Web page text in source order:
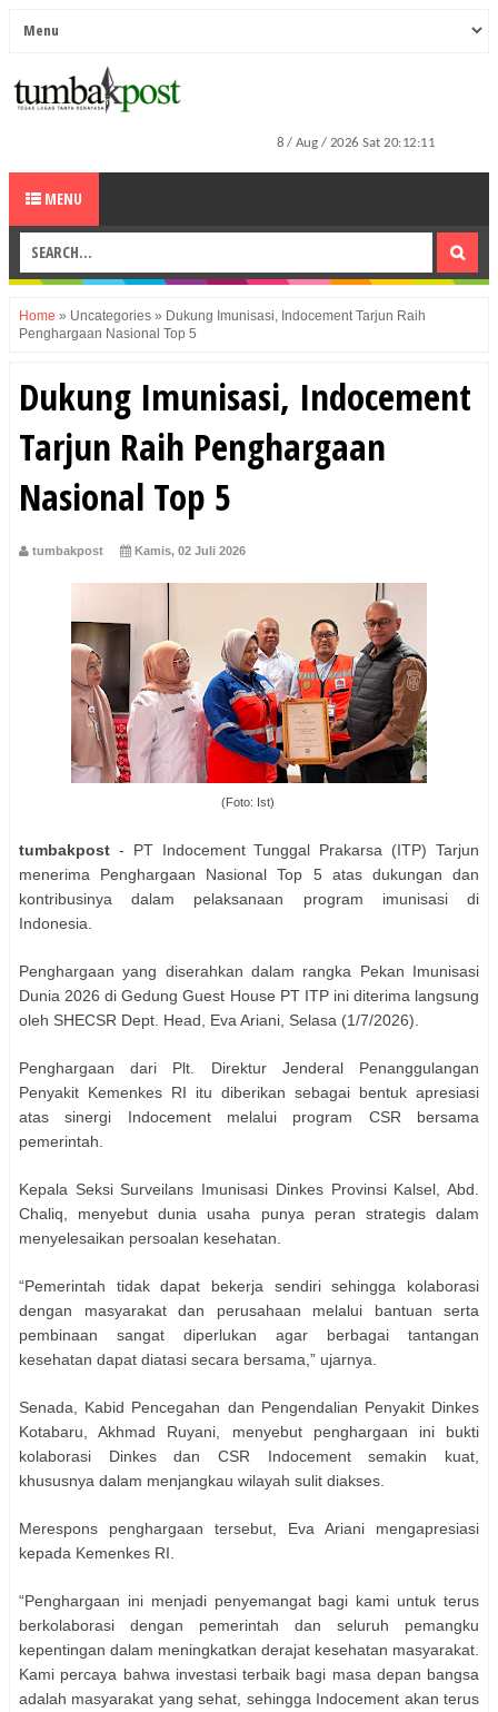
MENU
Home » Uncategories » Dukung Imunisasi, Indocement Tarjun Raih
Penghargaan Nasional Top 5
Dukung Imunisasi, Indocement
Tarjun Raih Penghargaan
Nasional Top 5
tumbakpost Kamis, 02 Juli 2026
(Foto: Ist)
tumbakpost - PT Indocement Tunggal Prakarsa (ITP) Tarjun
menerima Penghargaan Nasional Top 5 atas dukungan dan
kontribusinya dalam pelaksanaan program imunisasi di
Indonesia.
Penghargaan yang diserahkan dalam rangka Pekan Imunisasi
Dunia 2026 di Gedung Guest House PT ITP ini diterima langsung
oleh SHECSR Dept. Head, Eva Ariani, Selasa (1/7/2026).
Penghargaan dari Plt. Direktur Jenderal Penanggulangan
Penyakit Kemenkes RI itu diberikan sebagai bentuk apresiasi
atas sinergi Indocement melalui program CSR bersama
pemerintah.
Kepala Seksi Surveilans Imunisasi Dinkes Provinsi Kalsel, Abd.
Chaliq, menyebut dunia usaha punya peran strategis dalam
menyelesaikan persoalan kesehatan.
“Pemerintah tidak dapat bekerja sendiri sehingga kolaborasi
dengan masyarakat dan perusahaan melalui bantuan serta
pembinaan sangat diperlukan agar berbagai tantangan
kesehatan dapat diatasi secara bersama,” ujarnya.
Senada, Kabid Pencegahan dan Pengendalian Penyakit Dinkes
Kotabaru, Akhmad Ruyani, menyebut penghargaan ini bukti
kolaborasi Dinkes dan CSR Indocement semakin kuat,
khususnya dalam menjangkau wilayah sulit diakses.
Merespons penghargaan tersebut, Eva Ariani mengapresiasi
kepada Kemenkes RI.
“Penghargaan ini menjadi penyemangat bagi kami untuk terus
berkolaborasi dengan pemerintah dan seluruh pemangku
kepentingan dalam meningkatkan derajat kesehatan masyarakat.
Kami percaya bahwa investasi terbaik bagi masa depan bangsa
adalah masyarakat yang sehat, sehingga Indocement akan terus